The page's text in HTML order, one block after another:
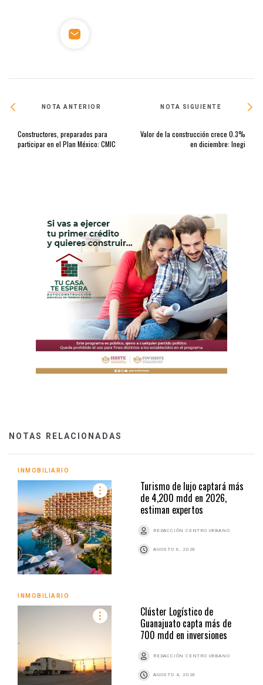
NOTA ANTERIOR
Constructores, preparados para
participar en el Plan México: CMIC
NOTA SIGUIENTE
Valor de la construcción crece 0.3%
en diciembre: Inegi
NOTAS RELACIONADAS
INMOBILIARIO
Turismo de lujo captará más
de 4,200 mdd en 2026,
estiman expertos
REDACCIÓN CENTRO URBANO
AGOSTO 6, 2026
INMOBILIARIO
Clúster Logístico de
Guanajuato capta más de
700 mdd en inversiones
REDACCIÓN CENTRO URBANO
AGOSTO 4, 2026